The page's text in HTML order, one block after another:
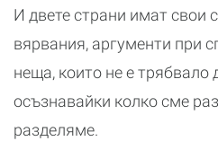
И двете страни имат свои
вярвания, аргументи при
неща, които не е трябвало
осъзнавайки колко сме
разделяме.